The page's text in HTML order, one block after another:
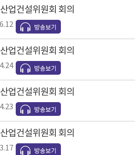
업건설위원회 회의
업건설위원회 회의
업건설위원회 회의
업건설위원회 회의